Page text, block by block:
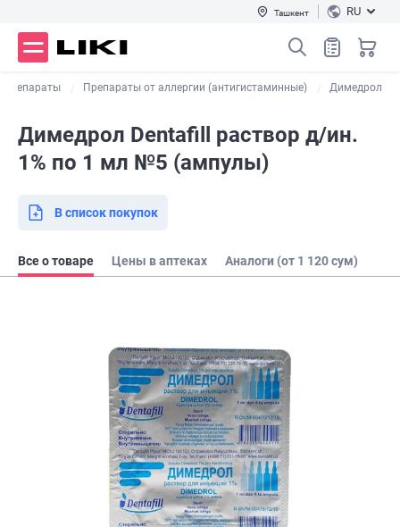
Ташкент RU
препараты Препараты от аллергии (антигистаминные) Димедрол
Димедрол Dentafill раствор д/ин.
1% по 1 мл №5 (ампулы)
В список покупок
Все о товаре Цены в аптеках Аналоги (от 1 120 сум)